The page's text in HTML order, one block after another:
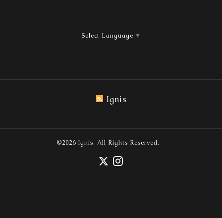
Select Language ▼
Ignis
©2026 Ignis. All Rights Reserved.